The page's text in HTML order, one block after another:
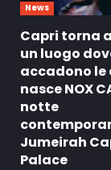
News
Capri torna
un luogo
accadono le
nasce NOX
notte
Jumeirah
Palace